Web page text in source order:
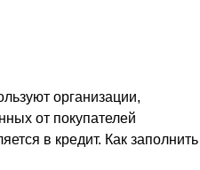
организации,
от покупателей
в кредит. Как заполнить